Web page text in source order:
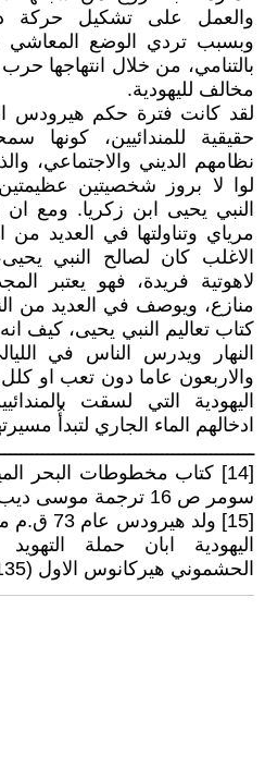
والعمل على تشكيل حركة
وبسبب تردي الوضع
بالتنامي، من خلال انتهاجها
مخالف لليهودية.
لقد كانت فترة حكم هيرودس
حقيقية للمندائيين، كونها
نظامهم الديني والاجتماعي،
لوا لا بروز شخصيتين
النبي يحيى ابن زكريا. ومع ان
مرياي وتناولتها في العديد من
الاغلب كان لصالح النبي
لاهوتية فريدة، فهو يعتبر
منازع، ويوصف في العديد من
كتاب تعاليم النبي يحيى، كيف
النهار ويدرس الناس في
والاربعون عاما دون تعب او
اليهودية التي لسقت
ادخالهم الماء الجاري لتبدأُ
[14] كتاب مخطوطات البحر
سومر ص 16 ترجمة موسى ديب
[15] ولد
اليهودية ابان حملة
الحشموني هيركانوس الاول (135 ق.م _ 104 ق.م).